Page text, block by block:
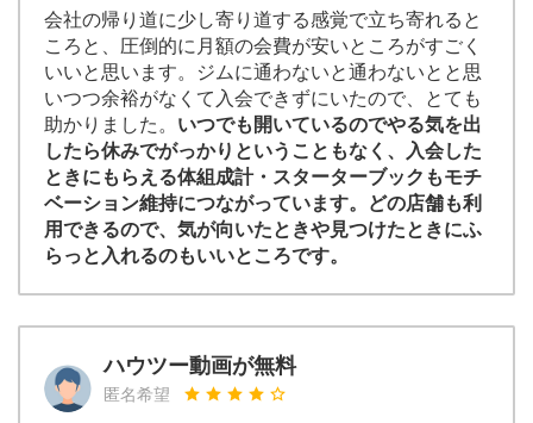
会社の帰り道に少し寄り道する感覚で立ち寄れると
ころと、圧倒的に月額の会費が安いところがすごく
いいと思います。ジムに通わないと通わないとと思
いつつ余裕がなくて入会できずにいたので、とても
助かりました。 いつでも開いているのでやる気を出
したら休みでがっかりということもなく、入会した
ときにもらえる体組成計・スターターブックもモチ
ベーション維持につながっています。どの店舗も利
用できるので、気が向いたときや見つけたときにふ
らっと入れるのもいいところです。
ハウツー動画が無料
匿名希望